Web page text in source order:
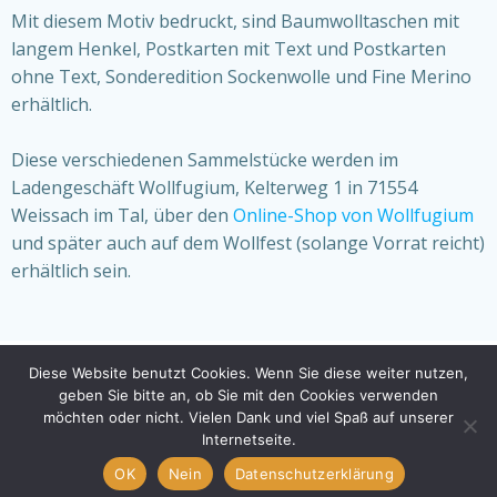
Mit diesem Motiv bedruckt, sind Baumwolltaschen mit
langem Henkel, Postkarten mit Text und Postkarten
ohne Text, Sonderedition Sockenwolle und Fine Merino
erhältlich.
Diese verschiedenen Sammelstücke werden im
Ladengeschäft Wollfugium, Kelterweg 1 in 71554
Weissach im Tal, über den Online-Shop von Wollfugium
und später auch auf dem Wollfest (solange Vorrat reicht)
erhältlich sein.
© 2026 Backnanger Wollfest. Created for free using
WordPress andColibri
Diese Website benutzt Cookies. Wenn Sie diese weiter nutzen,
geben Sie bitte an, ob Sie mit den Cookies verwenden
möchten oder nicht. Vielen Dank und viel Spaß auf unserer
Internetseite.
OK
Nein Datenschutzerklärung